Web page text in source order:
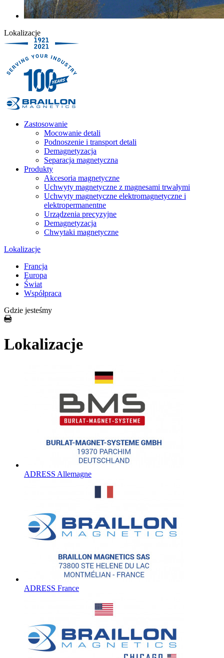
Lokalizacje
Zastosowanie
Mocowanie detali
Podnoszenie i transport detali
Demagnetyzacja
Separacja magnetyczna
Produkty
Akcesoria magnetyczne
Uchwyty magnetyczne z magnesami trwałymi
Uchwyty magnetyczne elektromagnetyczne i
elektropermanentne
Urządzenia precyzyjne
Demagnetyzacja
Chwytaki magnetyczne
Lokalizacje
Francja
Europa
Świat
Współpraca
Gdzie jesteśmy
Lokalizacje
ADRESS Allemagne
ADRESS France